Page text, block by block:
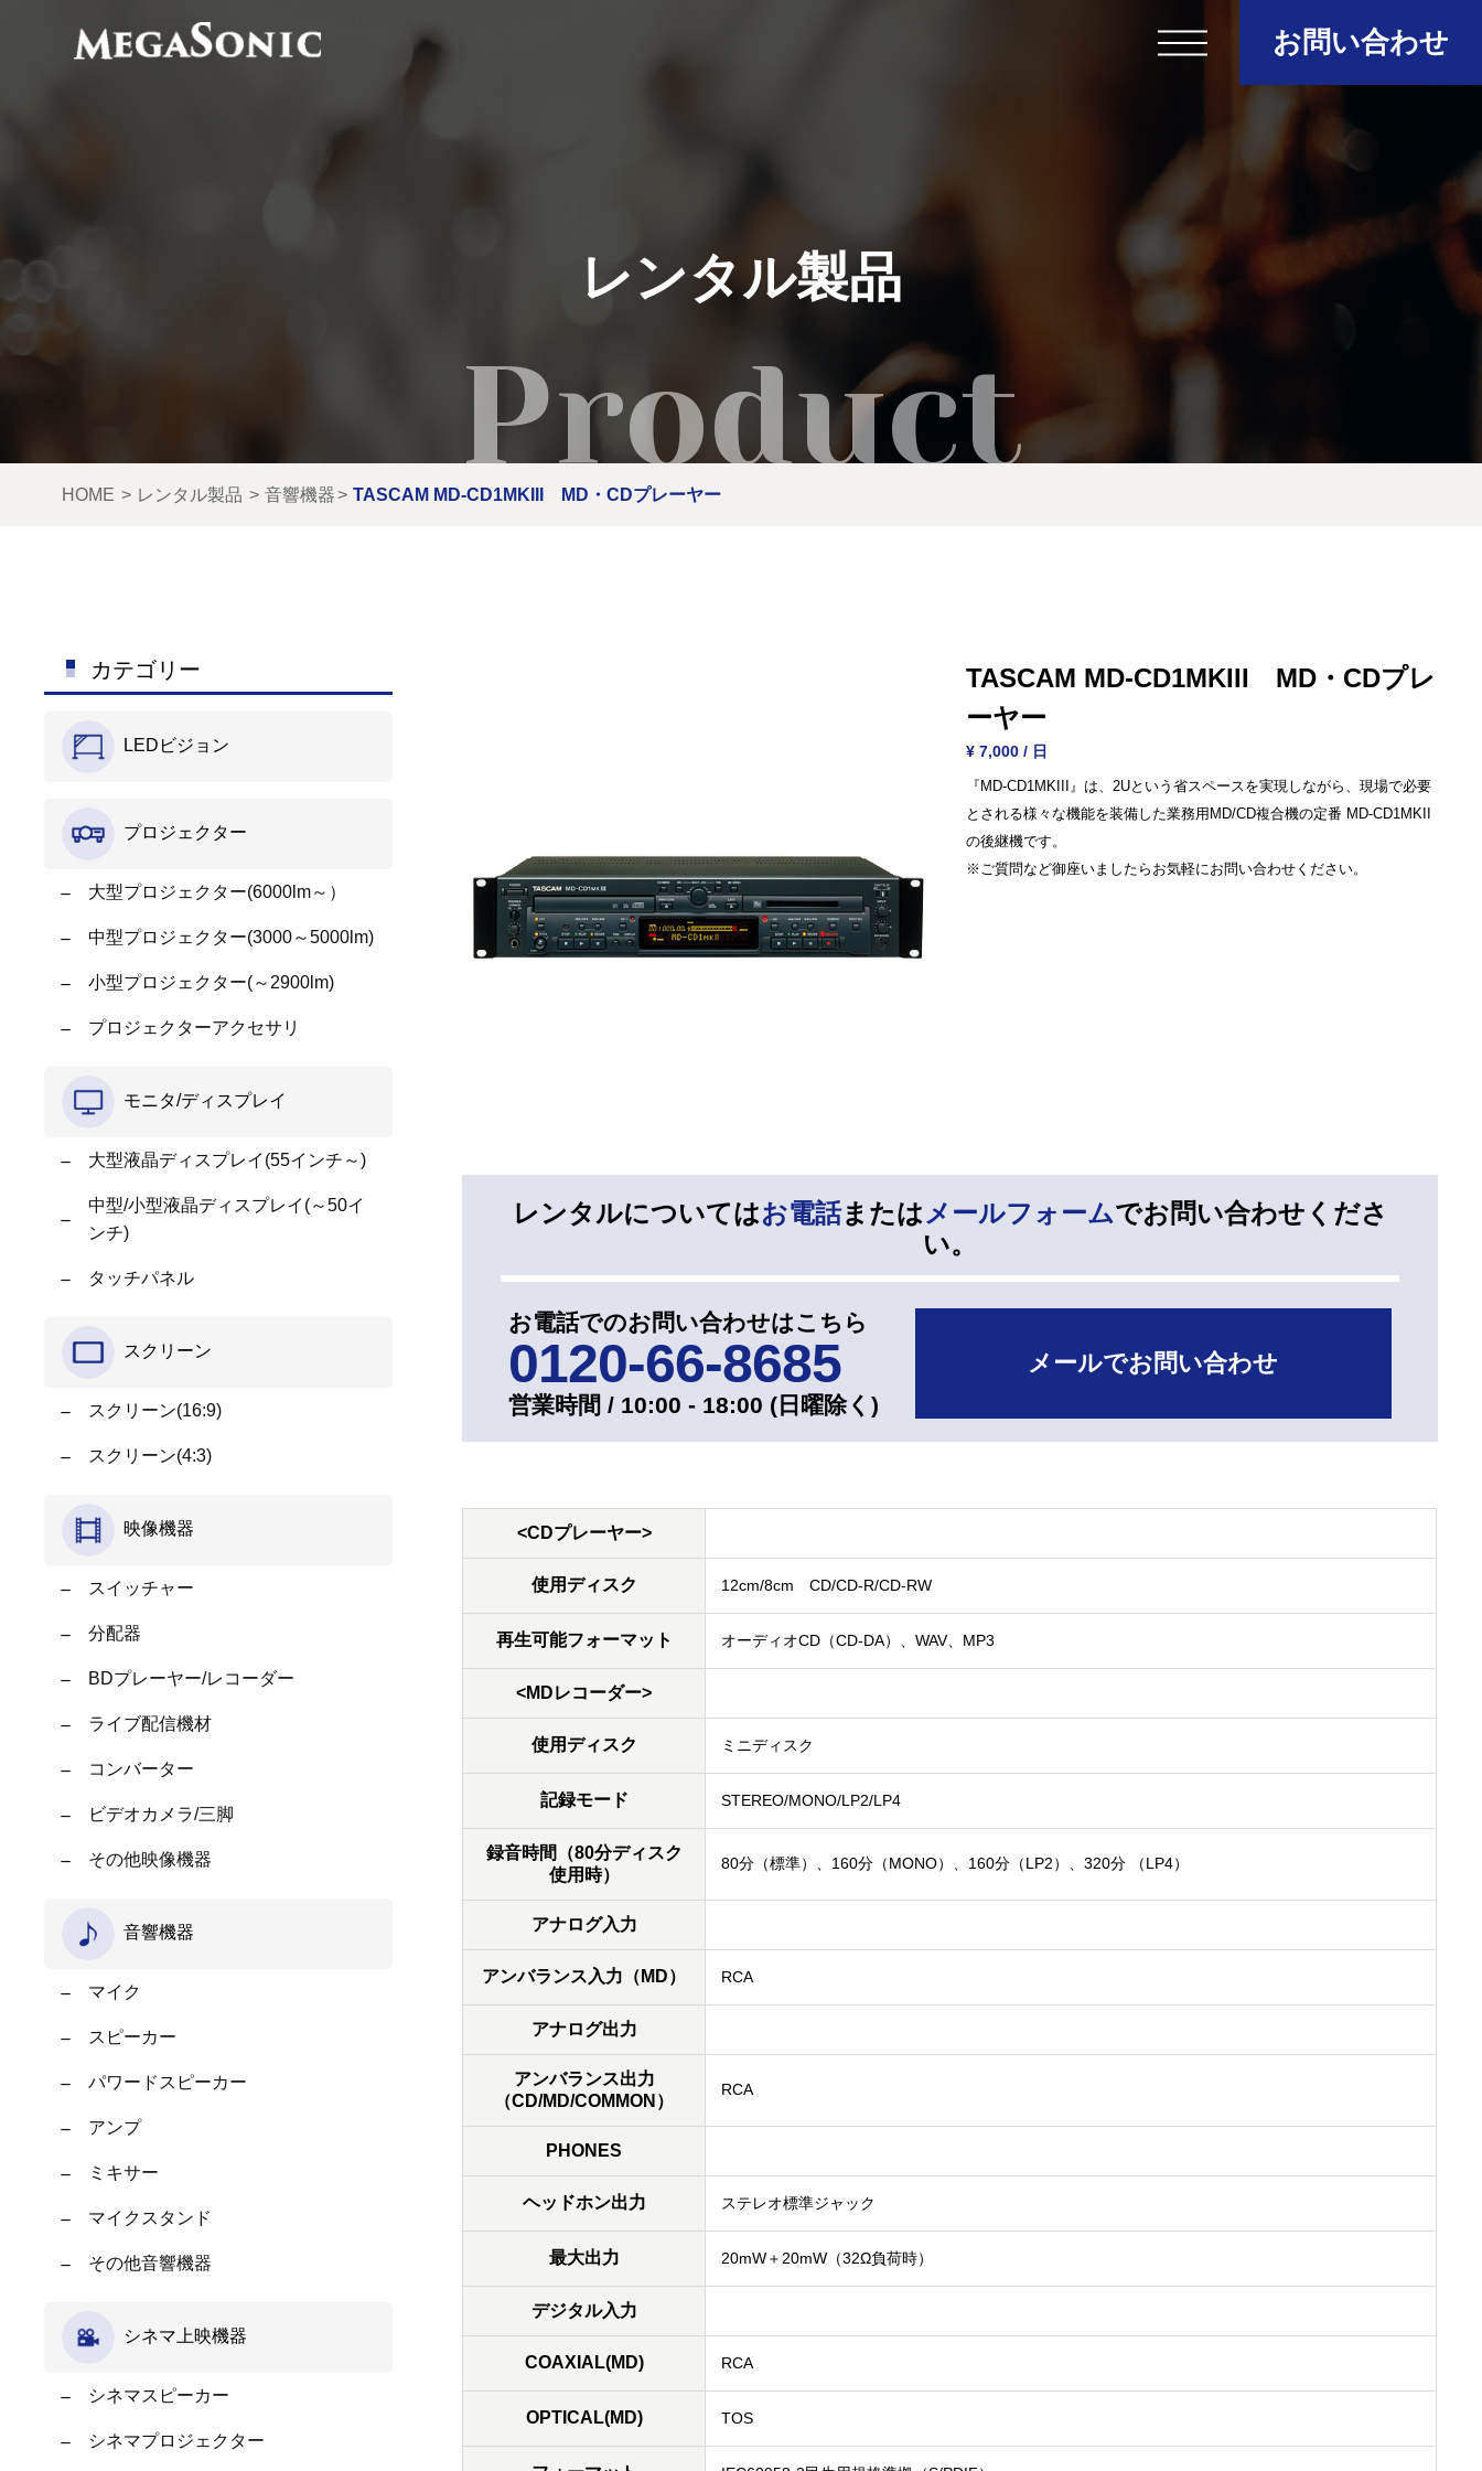
レンタル製品
ご利用の流れ
新着情報
お問い合わせ
レンタル製品
HOME レンタル製品 音響機器 TASCAM MD-CD1MKIII MD・CDプレーヤー
カテゴリー
LEDビジョン
プロジェクター
大型プロジェクター(6000lm～）
中型プロジェクター(3000～5000lm)
小型プロジェクター(～2900lm)
プロジェクターアクセサリ
モニタ/ディスプレイ
大型液晶ディスプレイ(55インチ～)
中型/小型液晶ディスプレイ(～50イ
ンチ)
タッチパネル
スクリーン
スクリーン(16:9)
スクリーン(4:3)
映像機器
スイッチャー
分配器
BDプレーヤー/レコーダー
ライブ配信機材
コンバーター
ビデオカメラ/三脚
その他映像機器
音響機器
マイク
スピーカー
パワードスピーカー
アンプ
ミキサー
マイクスタンド
その他音響機器
シネマ上映機器
シネマスピーカー
シネマプロジェクター
TASCAM MD-CD1MKIII MD・CDプレ
ーヤー
¥ 7,000 / 日
『MD-CD1MKIII』は、2Uという省スペースを実現しながら、現場で必要
とされる様々な機能を装備した業務用MD/CD複合機の定番 MD-CD1MKII
の後継機です。
※ご質問など御座いましたらお気軽にお問い合わせください。
レンタルについてはお電話またはメールフォームでお問い合わせくださ
い。
お電話でのお問い合わせはこちら
0120-66-8685
営業時間 / 10:00 - 18:00 (⽇曜除く)
メールでお問い合わせ
<CDプレーヤー>
使用ディスク 12cm/8cm CD/CD-R/CD-RW
再生可能フォーマット オーディオCD（CD-DA）、WAV、MP3
<MDレコーダー>
使用ディスク ミニディスク
記録モード STEREO/MONO/LP2/LP4
録音時間（80分ディスク
使用時）
80分（標準）、160分（MONO）、160分（LP2）、320分 （LP4）
アナログ入力
アンバランス入力（MD） RCA
アナログ出力
アンバランス出力
（CD/MD/COMMON）
RCA
PHONES
ヘッドホン出力 ステレオ標準ジャック
最大出力 20mW＋20mW（32Ω負荷時）
デジタル入力
COAXIAL(MD) RCA
OPTICAL(MD) TOS